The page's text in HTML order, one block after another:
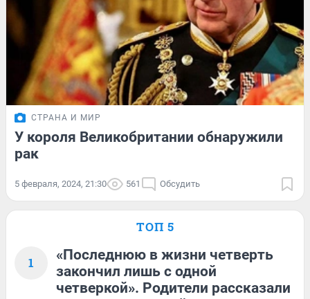
СТРАНА И МИР
У короля Великобритании обнаружили
рак
5 февраля, 2024, 21:30 561 Обсудить
ТОП 5
1
«Последнюю в жизни четверть
закончил лишь с одной
четверкой». Родители рассказали